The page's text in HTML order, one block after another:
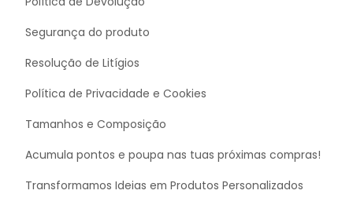
Segurança do produto
Resolução de Litígios
Política de Privacidade e Cookies
Tamanhos e Composição
Acumula pontos e poupa nas tuas próximas compras!
Transformamos Ideias em Produtos Personalizados